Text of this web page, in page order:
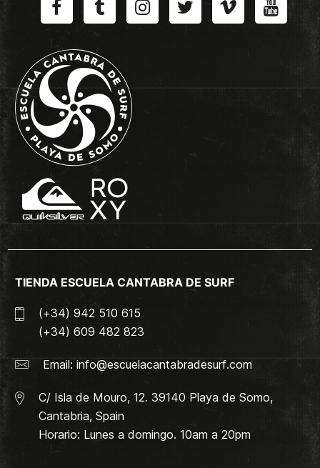
TIENDA ESCUELA CANTABRA DE SURF
(+34) 942 510 615
(+34) 609 482 823
Email: info@escuelacantabradesurf.com
C/ Isla de Mouro, 12. 39140 Playa de Somo,
Cantabria, Spain
Horario: Lunes a domingo. 10am a 20pm